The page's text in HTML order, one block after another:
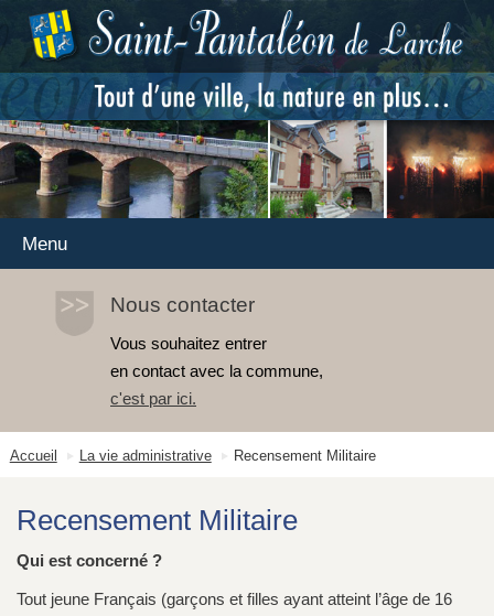
Menu
Nous contacter
Vous souhaitez entrer
en contact avec la commune,
c'est par ici.
Accueil La vie administrative Recensement Militaire
Recensement Militaire
Qui est concerné ?
Tout jeune Français (garçons et filles ayant atteint l’âge de 16